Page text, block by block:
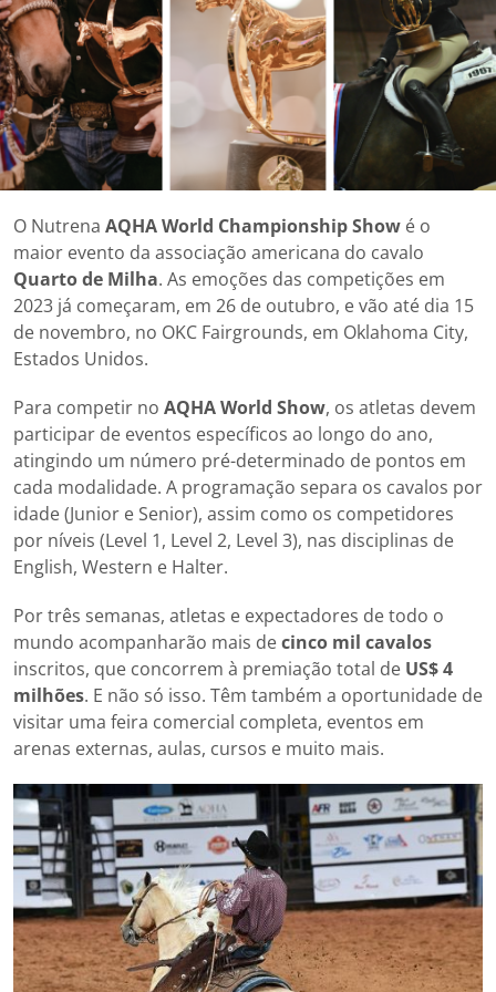
O Nutrena AQHA World Championship Show é o
maior evento da associação americana do cavalo
Quarto de Milha. As emoções das competições em
2023 já começaram, em 26 de outubro, e vão até dia 15
de novembro, no OKC Fairgrounds, em Oklahoma City,
Estados Unidos.
Para competir no AQHA World Show, os atletas devem
participar de eventos específicos ao longo do ano,
atingindo um número pré-determinado de pontos em
cada modalidade. A programação separa os cavalos por
idade (Junior e Senior), assim como os competidores
por níveis (Level 1, Level 2, Level 3), nas disciplinas de
English, Western e Halter.
Por três semanas, atletas e expectadores de todo o
mundo acompanharão mais decinco mil cavalos
inscritos, que concorrem à premiação total de US$ 4
milhões. E não só isso. Têm também a oportunidade de
visitar uma feira comercial completa, eventos em
arenas externas, aulas, cursos e muito mais.